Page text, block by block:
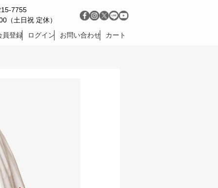
7755
（土日祝 定休）
員登録
ログイン お問い合わせ カート